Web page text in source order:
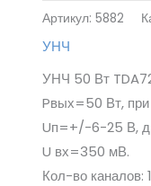
Артикул:5882
УНЧ
УНЧ 50 Вт
Pвых=50 Вт,
Uп=+/-6-25 В,
U вх=350 мВ.
Кол-во каналов: